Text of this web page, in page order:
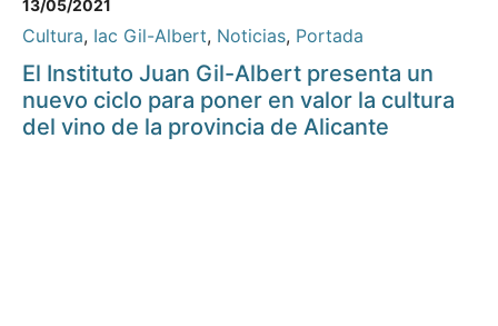
13/05/2021
Cultura, Iac Gil-Albert, Noticias, Portada
El Instituto Juan Gil-Albert presenta un
nuevo ciclo para poner en valor la cultura
del vino de la provincia de Alicante